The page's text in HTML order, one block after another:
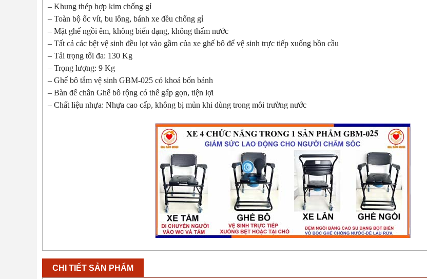
– Khung thép hợp kim chống gỉ
– Toàn bộ ốc vít, bu lông, bánh xe đều chống gỉ
– Mặt ghế ngồi êm, không biến dạng, không thấm nước
– Tất cả các bệt vệ sinh đều lọt vào gầm của xe ghế bô để vệ sinh trực tiếp xuống bồn cầu
– Tải trọng tối đa: 130 Kg
– Trọng lượng: 9 Kg
– Ghế bô tắm vệ sinh GBM-025 có khoá bốn bánh
– Bàn để chân Ghế bô rộng có thể gấp gọn, tiện lợi
– Chất liệu nhựa: Nhựa cao cấp, không bị mủn khi dùng trong môi trường nước
CHI TIẾT SẢN PHẨM